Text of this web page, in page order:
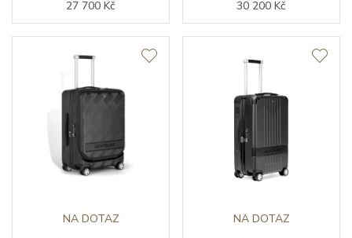
27 700 Kč 30 200 Kč
NA DOTAZ NA DOTAZ